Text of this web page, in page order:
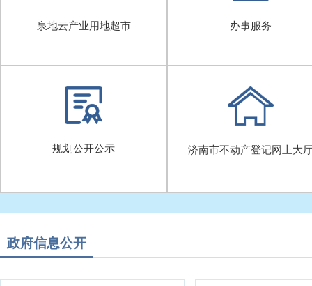
泉地云产业用地超市 办事服务
规划公开公示 济南市不动产登记网上大
政府信息公开